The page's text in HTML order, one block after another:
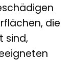
die
sind,